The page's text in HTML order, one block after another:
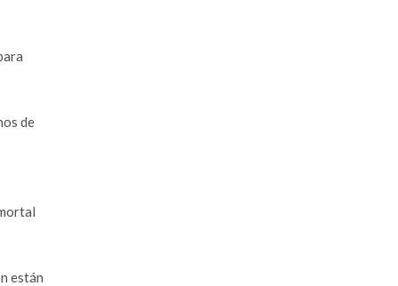
de
están